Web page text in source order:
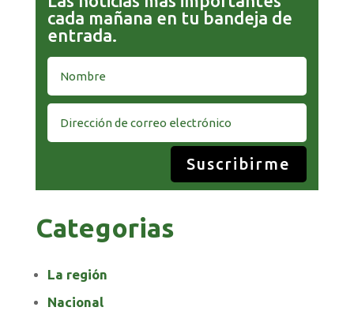
cada mañana en tu bandeja de
entrada.
Suscribirme
Categorias
La región
Nacional